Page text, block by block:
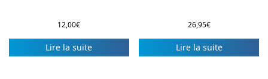
12,00€
Lire la suite
26,95€
Lire la suite